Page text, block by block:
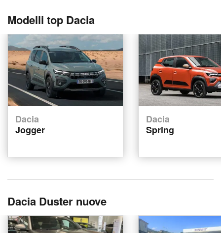
Modelli top Dacia
Dacia
Jogger
Dacia
Spring
Dacia Duster nuove